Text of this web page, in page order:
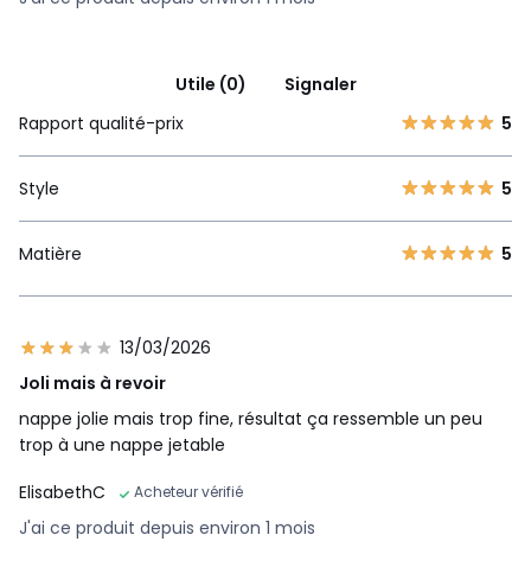
Utile (0)
Signaler
Rapport qualité-prix
5
Style 5
Matière 5
13/03/2026
Joli mais à revoir
nappe jolie mais trop fine, résultat ça ressemble un peu
trop à une nappe jetable
ElisabethC
Acheteur vérifié
J'ai ce produit depuis environ 1 mois